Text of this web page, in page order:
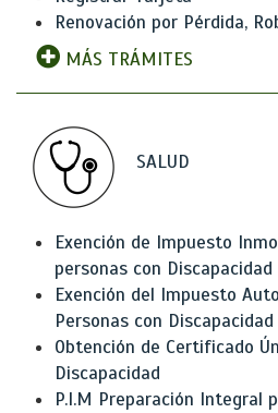
Renovación por Pérdida,
MÁS TRÁMITES
SALUD
Exención de Impuesto
personas con Discapacidad
Exención del Impuesto
Personas con Discapacidad
Obtención de Certificado
Discapacidad
P.I.M Preparación Integral